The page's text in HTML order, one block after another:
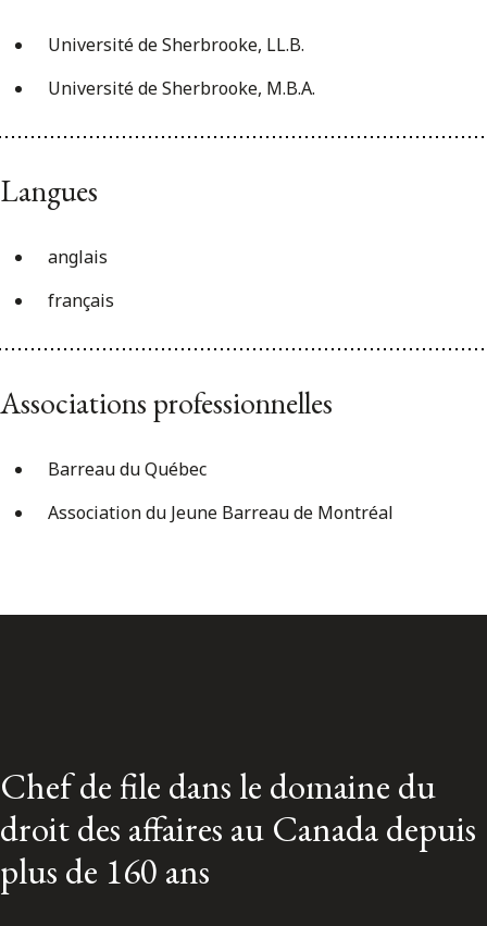
Université de Sherbrooke, LL.B.
Université de Sherbrooke, M.B.A.
Langues
anglais
français
Associations professionnelles
Barreau du Québec
Association du Jeune Barreau de Montréal
Chef de file dans le domaine du
droit des affaires au Canada depuis
plus de 160 ans